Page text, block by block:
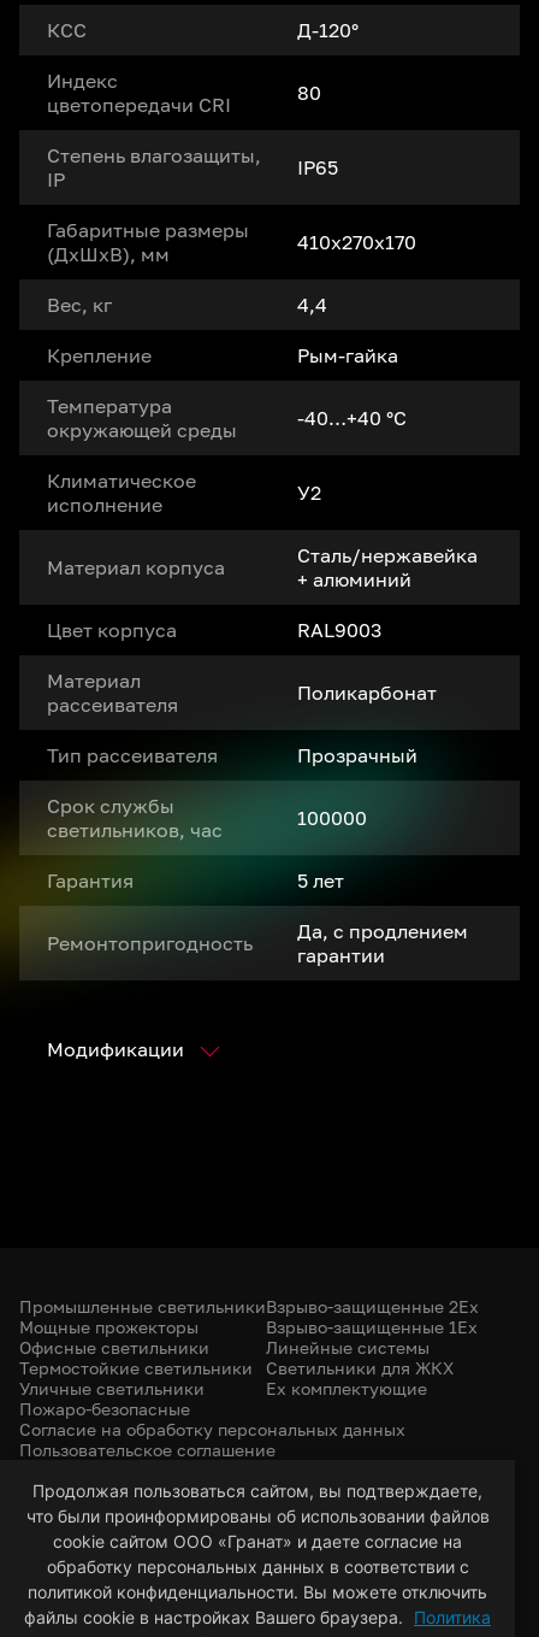
КСС Д-120°
Индекс
цветопередачи CRI
80
Степень влагозащиты,
IP
IP65
Габаритные размеры
(ДxШxВ), мм
410х270х170
Вес, кг 4,4
Крепление Рым-гайка
Температура
окружающей среды
-40…+40 °С
Климатическое
исполнение
У2
Материал корпуса
Сталь/нержавейка
+ алюминий
Цвет корпуса RAL9003
Материал
рассеивателя
Поликарбонат
Тип рассеивателя Прозрачный
Срок службы
светильников, час
100000
Гарантия 5 лет
Ремонтопригодность
Да, с продлением
гарантии
Модификации
Продолжая пользоваться сайтом, вы подтверждаете,
что были проинформированы об использовании файлов
cookie сайтом ООО «Гранат» и даете согласие на
обработку персональных данных в соответствии с
политикой конфиденциальности. Вы можете отключить
файлы cookie в настройках Вашего браузера.
Политика
Промышленные светильники
Мощные прожекторы
Офисные светильники
Термостойкие светильники
Уличные светильники
Пожаро-безопасные
Взрыво-защищенные 2Ex
Взрыво-защищенные 1Ex
Линейные системы
Светильники для ЖКХ
Ex комплектующие
Согласие на обработку персональных данных
Пользовательское соглашение
+7 (385) 299-31-31
led-22@bk.ru
г. Барнаул, 656053
ул. Северо-Западная, 57/99
© 2026 Гранат — светотехническая компания